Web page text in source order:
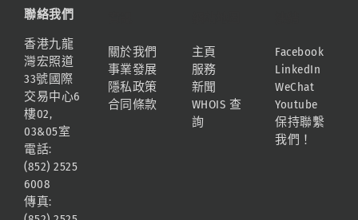
聯絡我們
香港九龍
灣宏照道
33號國際
交易中心6
樓02,
03&05室
電話:
(852) 2525
6008
傳真:
關於我們
事業發展
隱私政策
合同條款
主頁
服務
新聞
WHOIS 查
詢
Facebook
LinkedIn
WeChat
Youtube
保持聯繫
我們！